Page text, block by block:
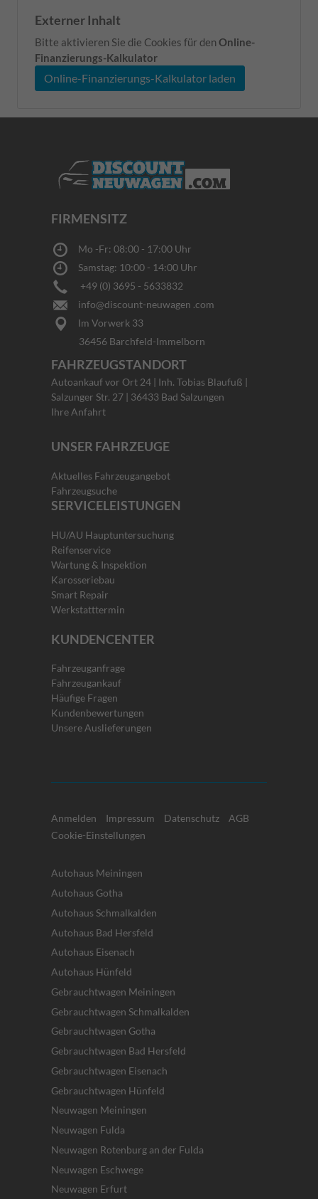
Externer Inhalt
Bitte aktivieren Sie die Cookies für den Online-
Finanzierungs-Kalkulator
Online-Finanzierungs-Kalkulator laden
FIRMENSITZ
Mo -Fr: 08:00 - 17:00 Uhr
Samstag: 10:00 - 14:00 Uhr
+49 (0) 3695 - 5633832
info@discount-neuwagen .com
Im Vorwerk 33
36456 Barchfeld-Immelborn
FAHRZEUGSTANDORT
Autoankauf vor Ort 24 | Inh. Tobias Blaufuß |
Salzunger Str. 27 | 36433 Bad Salzungen
Ihre Anfahrt
UNSER FAHRZEUGE
Aktuelles Fahrzeugangebot
Fahrzeugsuche
SERVICELEISTUNGEN
HU/AU Hauptuntersuchung
Reifenservice
Wartung & Inspektion
Karosseriebau
Smart Repair
Werkstatttermin
KUNDENCENTER
Fahrzeuganfrage
Fahrzeugankauf
Häufige Fragen
Kundenbewertungen
Unsere Auslieferungen
Anmelden Impressum Datenschutz
AGB
Cookie-Einstellungen
Autohaus Meiningen
Autohaus Gotha
Autohaus Schmalkalden
Autohaus Bad Hersfeld
Autohaus Eisenach
Autohaus Hünfeld
Gebrauchtwagen Meiningen
Gebrauchtwagen Schmalkalden
Gebrauchtwagen Gotha
Gebrauchtwagen Bad Hersfeld
Gebrauchtwagen Eisenach
Gebrauchtwagen Hünfeld
Neuwagen Meiningen
Neuwagen Fulda
Neuwagen Rotenburg an der Fulda
Neuwagen Eschwege
Neuwagen Erfurt